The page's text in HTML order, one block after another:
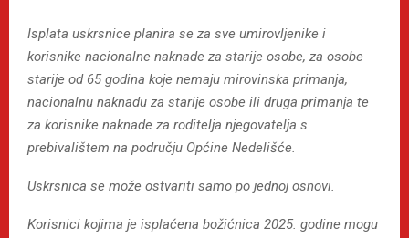
Isplata uskrsnice planira se za sve umirovljenike i
korisnike nacionalne naknade za starije osobe, za osobe
starije od 65 godina koje nemaju mirovinska primanja,
nacionalnu naknadu za starije osobe ili druga primanja te
za korisnike naknade za roditelja njegovatelja s
prebivalištem na području Općine Nedelišće.
Uskrsnica se može ostvariti samo po jednoj osnovi.
Korisnici kojima je isplaćena božićnica 2025. godine mogu